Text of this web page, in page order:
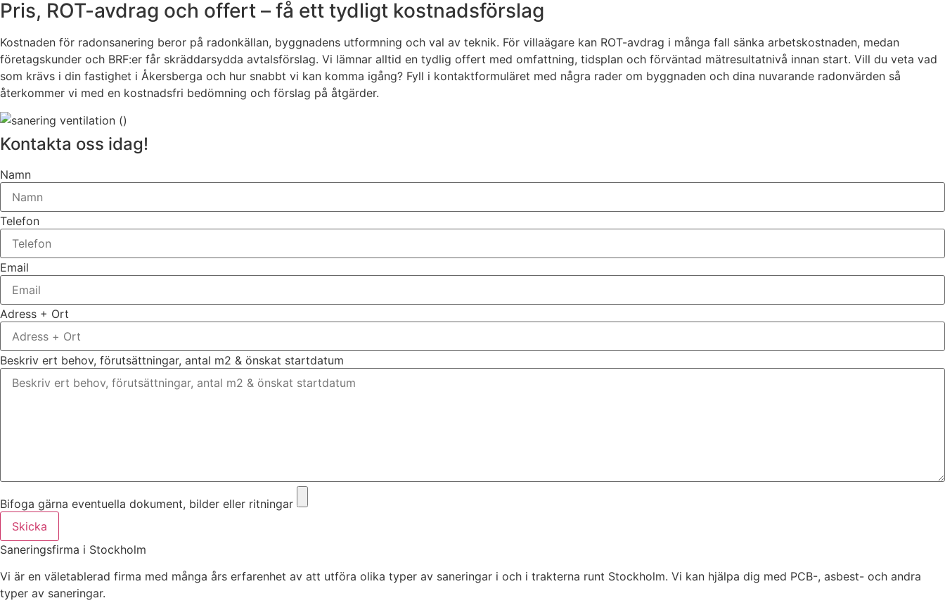
Pris, ROT-avdrag och offert – få ett tydligt kostnadsförslag
Kostnaden för radonsanering beror på radonkällan, byggnadens utformning och val av teknik. För villaägare kan ROT-avdrag i många fall sänka arbetskostnaden, medan
företagskunder och BRF:er får skräddarsydda avtalsförslag. Vi lämnar alltid en tydlig offert med omfattning, tidsplan och förväntad mätresultatnivå innan start. Vill du veta vad
som krävs i din fastighet i Åkersberga och hur snabbt vi kan komma igång? Fyll i kontaktformuläret med några rader om byggnaden och dina nuvarande radonvärden så
återkommer vi med en kostnadsfri bedömning och förslag på åtgärder.
Kontakta oss idag!
Namn
Telefon
Email
Adress + Ort
Beskriv ert behov, förutsättningar, antal m2 & önskat startdatum
Bifoga gärna eventuella dokument, bilder eller ritningar
Skicka
Saneringsfirma i Stockholm
Vi är en väletablerad firma med många års erfarenhet av att utföra olika typer av saneringar i och i trakterna runt Stockholm. Vi kan hjälpa dig med PCB-, asbest- och andra
typer av saneringar.